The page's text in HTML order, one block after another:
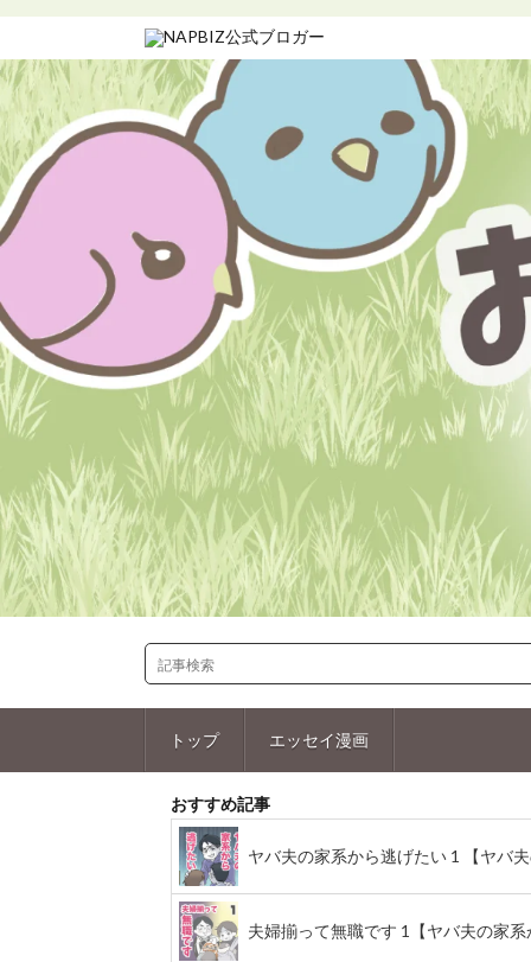
トップ エッセイ漫画
おすすめ記事
ヤバ夫の家系から逃げたい 1 【ヤバ
夫婦揃って無職です 1【ヤバ夫の家系